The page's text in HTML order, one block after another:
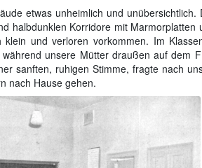
etwas unheimlich und
halbdunklen Korridore mit Marmorplatten
und verloren vorkommen. Im
unsere Mütter draußen auf dem
sanften, ruhigen Stimme, fragte nach
nach Hause gehen.